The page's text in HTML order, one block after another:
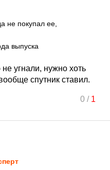
не покупал ее,
выпуска
угнали, нужно хоть
спутник ставил.
0/ 1